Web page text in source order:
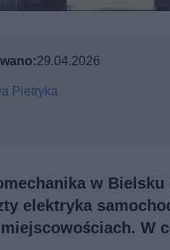
29.04.2026
Pietryka
w
elektryka
W